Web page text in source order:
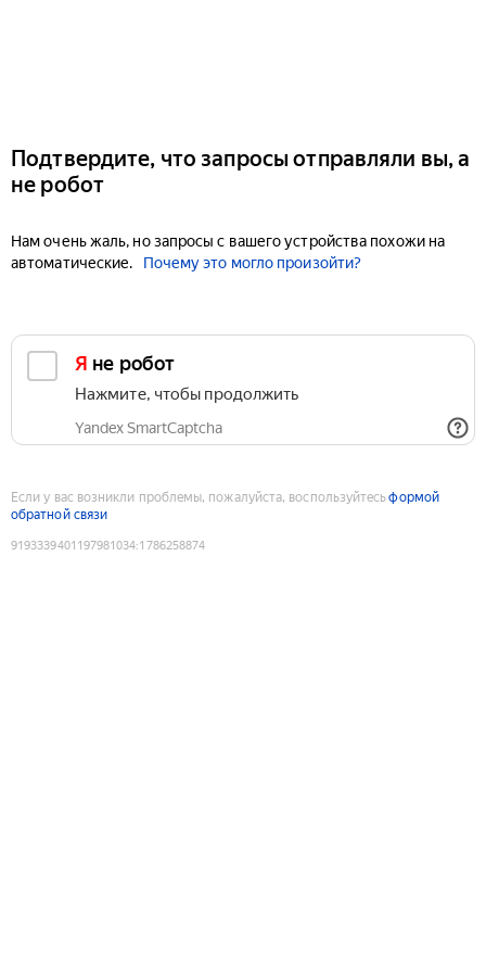
Подтвердите, что запросы отправляли вы, а
не робот
Нам очень жаль, но запросы с вашего устройства похожи на
автоматические.
Почему это могло произойти?
Я не робот
Нажмите, чтобы продолжить
Yandex SmartCaptcha
Если у вас возникли проблемы, пожалуйста, воспользуйтесьформой
обратной связи
9193339401197981034:1786258874